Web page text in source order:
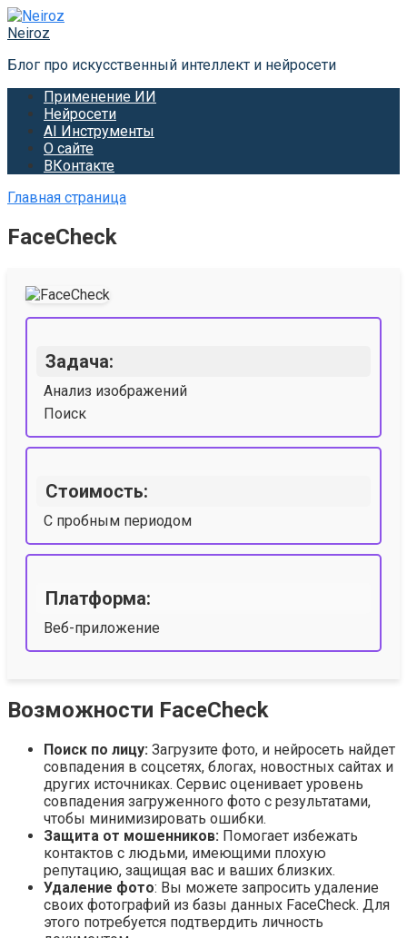
Перейти
к
Neiroz
Блог про искусственный интеллект и нейросети
Применение ИИ
Нейросети
AI Инструменты
О сайте
ВКонтакте
Главная страница
FaceCheck
Задача:
Анализ изображений
Поиск
Стоимость:
С пробным периодом
Платформа:
Веб-приложение
Возможности FaceCheck
Поиск по лицу: Загрузите фото, и нейросеть найдет
совпадения в соцсетях, блогах, новостных сайтах и
других источниках. Сервис оценивает уровень
совпадения загруженного фото с результатами,
чтобы минимизировать ошибки.
Защита от мошенников: Помогает избежать
контактов с людьми, имеющими плохую
репутацию, защищая вас и ваших близких.
Удаление фото: Вы можете запросить удаление
своих фотографий из базы данных FaceCheck. Для
этого потребуется подтвердить личность